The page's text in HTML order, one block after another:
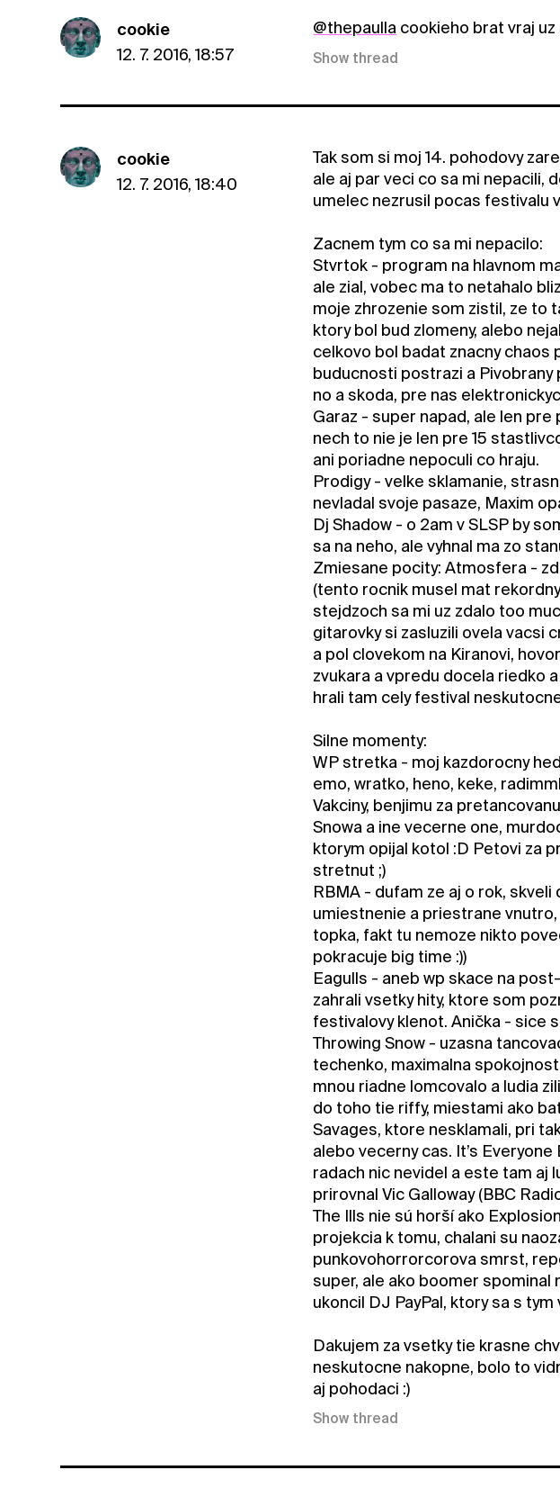
cookie
12. 7. 2016, 18:57
@thepaulla cookieho brat vraj
Show thread
cookie
12. 7. 2016, 18:40
Tak som si moj 14. pohodovy
ale aj par veci co sa mi nepacili,
umelec nezrusil pocas festivalu
Zacnem tym co sa mi nepacilo:
Stvrtok - program na hlavnom
ale zial, vobec ma to netahalo
moje zhrozenie som zistil, ze to
ktory bol bud zlomeny, alebo
celkovo bol badat znacny chaos
buducnosti postrazi a
no a skoda, pre nas
Garaz - super napad, ale len
nech to nie je len pre 15
ani poriadne nepoculi co hraju.
Prodigy - velke sklamanie,
nevladal svoje pasaze, Maxim
Dj Shadow - o 2am v SLSP by
sa na neho, ale vyhnal ma zo
Zmiesane pocity: Atmosfera -
(tento rocnik musel mat
stejdzoch sa mi uz zdalo too
gitarovky si zasluzili ovela vacsi
a pol clovekom na Kiranovi,
zvukara a vpredu docela riedko
hrali tam cely festival
Silne momenty:
WP stretka - moj kazdorocny
emo, wratko, heno, keke,
Vakciny, benjimu za
Snowa a ine vecerne one,
ktorym opijal kotol :D Petovi za
stretnut ;)
RBMA - dufam ze aj o rok,
umiestnenie a priestrane
topka, fakt tu nemoze nikto
pokracuje big time :))
Eagulls - aneb wp skace na
zahrali vsetky hity, ktore som
festivalovy klenot. Anička - sice
Throwing Snow - uzasna
techenko, maximalna
mnou riadne lomcovalo a ludia
do toho tie riffy, miestami ako
Savages, ktore nesklamali, pri
alebo vecerny cas. It’s
radach nic nevidel a este tam aj
prirovnal Vic Galloway (BBC
The Ills nie sú horší ako
projekcia k tomu, chalani su
punkovohorrorcorova smrst,
super, ale ako boomer spominal
ukoncil DJ PayPal, ktory sa s
Dakujem za vsetky tie krasne
neskutocne nakopne, bolo to
aj pohodaci :)
Show thread